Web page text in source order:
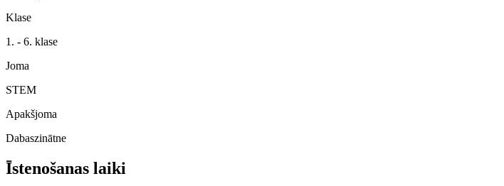
Klase
1. - 6. klase
Joma
STEM
Apakšjoma
Dabaszinātne
Īstenošanas laiki